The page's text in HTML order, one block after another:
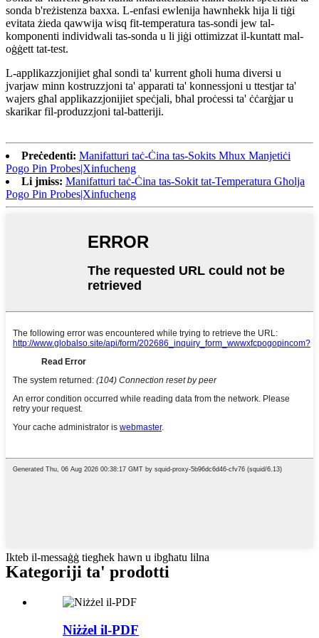
sonda b'reżistenza baxxa. L-enfasi ewlenija hawnhekk hija li tiġi
evitata żieda qawwija wisq fit-temperatura tas-sondi jew tal-
komponenti individwali tas-sonda u li jiġi ottimizzat il-kuntatt mal-
oġġett tat-test.
L-applikazzjonijiet għal sondi ta' kurrent għoli huma diversi u
jvarjaw minn kostruzzjoni ta' apparati ta' konnessjoni u ttestjar ta'
wajers għal applikazzjonijiet speċjali, bħal proċessi ta' ċċarġjar u
skarikar fil-produzzjoni tal-batteriji.
Preċedenti: Manifatturi taċ-Ċina tas-Sokits Mhux Manjetiċi
Pogo Pin Probes|Xinfucheng
Li jmiss: Manifatturi taċ-Ċina tas-Sokit tat-Temperatura Għolja
Pogo Pin Probes|Xinfucheng
Ikteb il-messaġġ tiegħek hawn u ibgħatu lilna
Kategoriji ta' prodotti
Niżżel il-PDF